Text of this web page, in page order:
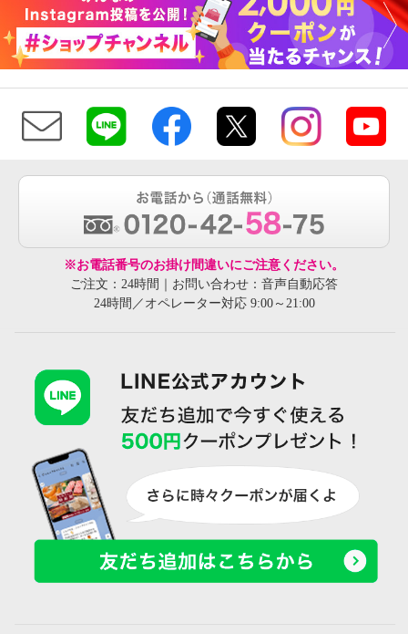
※お電話番号のお掛け間違いにご注意ください。
ご注文：24時間｜お問い合わせ：音声自動応答
24時間／オペレーター対応 9:00～21:00